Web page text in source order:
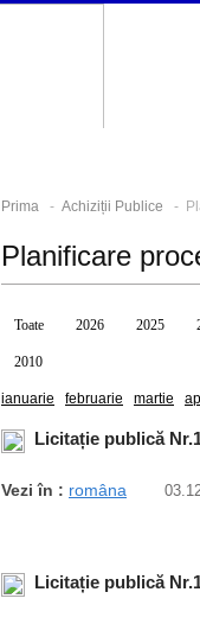
Prima - Achiziții Publice -
Planificare
Toate 2026 2025
2010
ianuarie februarie martie
Licitație publică
Vezi în : româna
Licitație publică